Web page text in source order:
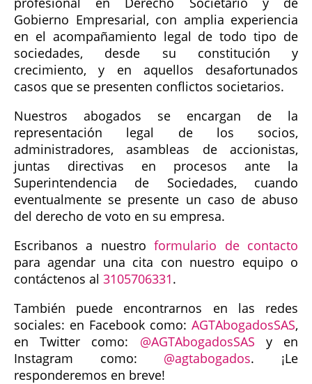
Gobierno Empresarial, con amplia experiencia
en el acompañamiento legal de todo tipo de
sociedades, desde su constitución y
crecimiento, y en aquellos desafortunados
casos que se presenten conflictos societarios.
Nuestros abogados se encargan de la
representación legal de los socios,
administradores, asambleas de accionistas,
juntas directivas en procesos ante la
Superintendencia de Sociedades, cuando
eventualmente se presente un caso de abuso
del derecho de voto en su empresa.
Escribanos a nuestroformulario de contacto
para agendar una cita con nuestro equipo o
contáctenos al 3105706331.
También puede encontrarnos en las redes
sociales: en Facebook como: AGTAbogadosSAS,
en Twitter como: @AGTAbogadosSAS y en
Instagram como: @agtabogados. ¡Le
responderemos en breve!